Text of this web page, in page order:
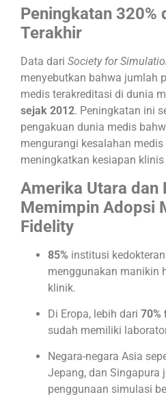
Peningkatan 320%
Terakhir
Data dari Society for
menyebutkan bahwa jumlah
medis terakreditasi di dunia
sejak 2012. Peningkatan ini
pengakuan dunia medis
mengurangi kesalahan
meningkatkan kesiapan
Amerika Utara dan
Memimpin Adopsi
Fidelity
85% institusi
menggunakan manikin
klinik.
Di Eropa, lebih dari 70%
sudah memiliki
Negara-negara Asia
Jepang, dan Singapura
penggunaan simulasi